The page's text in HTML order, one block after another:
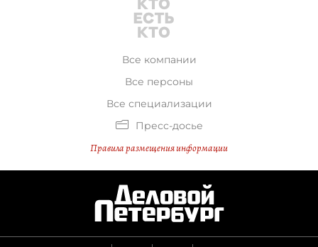
Все компании
Все персоны
Все специализации
Пресс-досье
Правила размещения информации